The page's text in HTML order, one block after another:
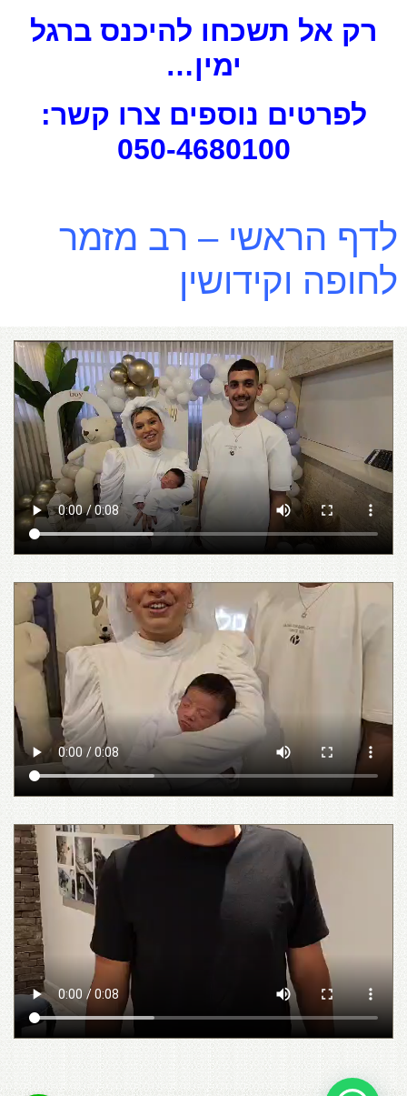
רק אל תשכחו להיכנס ברגל
ימין…
לפרטים נוספים צרו קשר:
050-4680100
לדף הראשי – רב מזמר
לחופה וקידושין